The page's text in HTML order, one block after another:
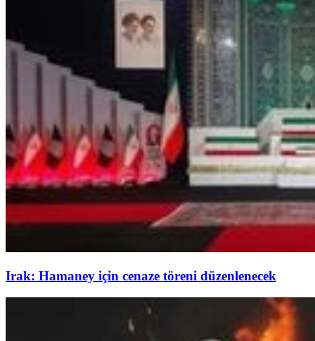
Irak: Hamaney için cenaze töreni düzenlenecek